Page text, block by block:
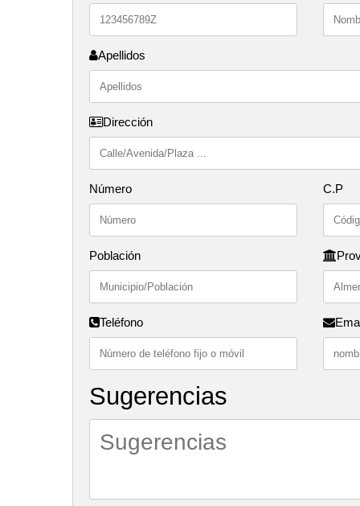
Apellidos
Dirección
Número C.P
Población
Teléfono
Sugerencias